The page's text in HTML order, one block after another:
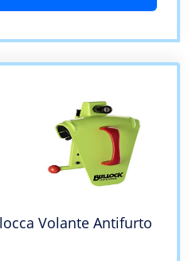
Volante Antifurto